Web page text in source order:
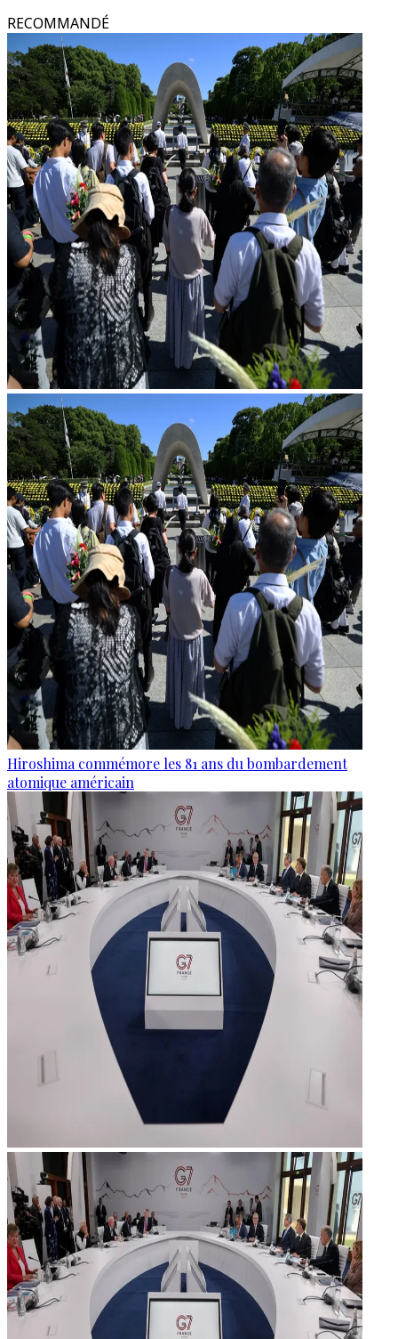
RECOMMANDÉ
Hiroshima commémore les 81 ans du bombardement
atomique américain